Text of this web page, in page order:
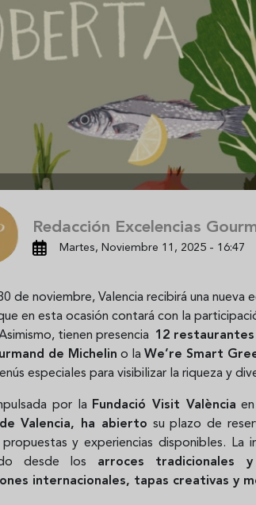
Redacción Excelencias
Martes, Noviembre 11, 2025 - 16:47
de noviembre, Valencia recibirá una
en esta ocasión contará con la
tienen presencia 12
de Michelin o la We’re Smart
especiales para visibilizar la riqueza y
por la Fundació Visit València
Valencia, ha abierto su plazo de
y experiencias disponibles.
desde los arroces tradicionales
internacionales, tapas creativas y